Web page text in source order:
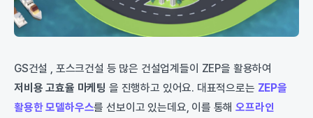
GS건설 , 포스크건설 등 많은 건설업계들이 ZEP을 활용하여
저비용 고효율 마케팅 을 진행하고 있어요. 대표적으로는 ZEP을
활용한 모델하우스를 선보이고 있는데요, 이를 통해오프라인